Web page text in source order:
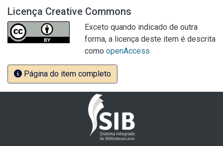
Licença Creative Commons
Exceto quando indicado de outra
forma, a licença deste item é descrita
como openAccess
Página do item completo